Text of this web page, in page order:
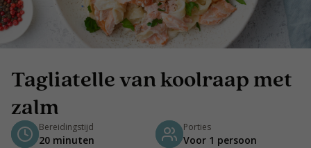
Tagliatelle van koolraap met
zalm
Bereidingstijd
20 minuten
Porties
Voor 1 persoon